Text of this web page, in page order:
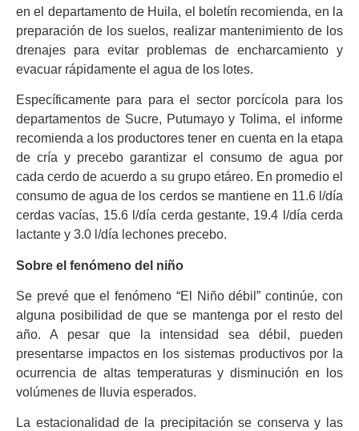
en el departamento de Huila, el boletín recomienda, en la
preparación de los suelos, realizar mantenimiento de los
drenajes para evitar problemas de encharcamiento y
evacuar rápidamente el agua de los lotes.
Específicamente para para el sector porcícola para los
departamentos de Sucre, Putumayo y Tolima, el informe
recomienda a los productores tener en cuenta en la etapa
de cría y precebo garantizar el consumo de agua por
cada cerdo de acuerdo a su grupo etáreo. En promedio el
consumo de agua de los cerdos se mantiene en 11.6 l/día
cerdas vacías, 15.6 l/día cerda gestante, 19.4 l/día cerda
lactante y 3.0 l/día lechones precebo.
Sobre el fenómeno del niño
Se prevé que el fenómeno “El Niño débil” continúe, con
alguna posibilidad de que se mantenga por el resto del
año. A pesar que la intensidad sea débil, pueden
presentarse impactos en los sistemas productivos por la
ocurrencia de altas temperaturas y disminución en los
volúmenes de lluvia esperados.
La estacionalidad de la precipitación se conserva y las